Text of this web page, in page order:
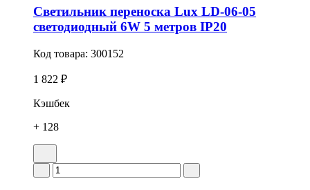
Светильник переноска Lux LD-06-05
светодиодный 6W 5 метров IP20
Код товара: 300152
1 822 ₽
Кэшбек
+ 128